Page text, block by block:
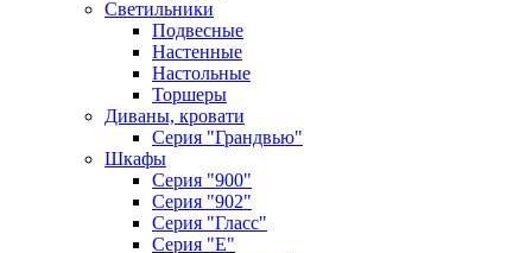
Светильники
Подвесные
Настенные
Настольные
Торшеры
Диваны, кровати
Серия "Грандвью"
Шкафы
Серия "900"
Серия "902"
Серия "Гласс"
Серия "Е"